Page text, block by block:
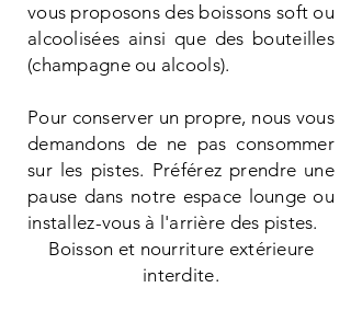
vous proposons des boissons soft ou
alcoolisées ainsi que des bouteilles
(champagne ou alcools).
Pour conserver un propre, nous vous
demandons de ne pas consommer
sur les pistes. Préférez prendre une
pause dans notre espace lounge ou
installez-vous à l'arrière des pistes.
Boisson et nourriture extérieure
interdite.